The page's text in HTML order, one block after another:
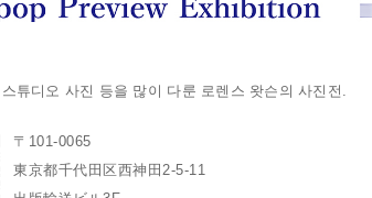
튜디오 사진 등을 많이 다룬 로렌스 왓슨의 사진전.
〒101-0065
東京都千代田区西神田2-5-11